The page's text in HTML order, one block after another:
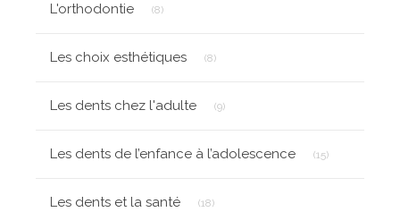
L'orthodontie (8)
Les choix esthétiques (8)
Les dents chez l'adulte (9)
Les dents de l’enfance à l’adolescence (15)
Les dents et la santé (18)